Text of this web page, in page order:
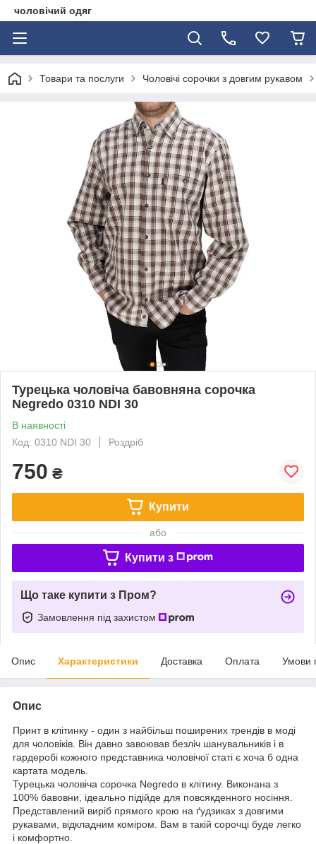
чоловічий одяг
Товари та послуги Чоловічі сорочки з довгим рукавом
Турецька чоловіча бавовняна сорочка
Negredo 0310 NDI 30
В наявності
Код: 0310 NDI 30
Роздріб
750 ₴
Купити
або
Купити з
Що таке купити з Пром?
Замовлення під захистом
Опис Характеристики Доставка Оплата Умови
Опис
Принт в клітинку - один з найбільш поширених трендів в моді
для чоловіків. Він давно завоював безліч шанувальників і в
гардеробі кожного представника чоловічої статі є хоча б одна
картата модель.
Турецька чоловіча сорочка Negredo в клітину. Виконана з
100% бавовни, ідеально підійде для повсякденного носіння.
Представлений виріб прямого крою на ґудзиках з довгими
рукавами, відкладним коміром. Вам в такій сорочці буде легко
і комфортно.